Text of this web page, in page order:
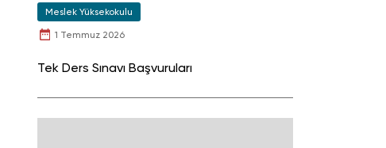
Meslek Yüksekokulu
1 Temmuz 2026
Tek Ders Sınavı Başvuruları